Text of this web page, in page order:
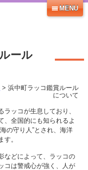
MENU
ール
> 浜中町ラッコ鑑賞ルール
について
ッコが生息しており、
、全国的にも知られるよ
の守り人”とされ、海洋
。
などによって、ラッコの
コは警戒心が強く、人が